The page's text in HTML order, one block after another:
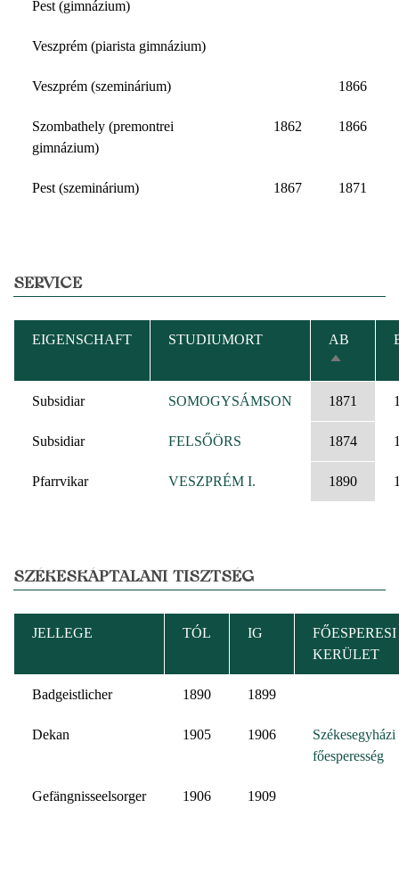
Pest (gimnázium)
Veszprém (piarista gimnázium)
Veszprém (szeminárium) 1866
Szombathely (premontrei
gimnázium)
1862 1866
Pest (szeminárium) 1867 1871
SERVICE
EIGENSCHAFT STUDIUMORT
AB
Subsidiar SOMOGYSÁMSON 1871
Subsidiar FELSŐÖRS 1874
Pfarrvikar VESZPRÉM I. 1890
SZÉKESKÁPTALANI TISZTSÉG
JELLEGE TÓL IG
FŐESPERESI
KERÜLET
Badgeistlicher 1890 1899
Dekan 1905 1906
Székesegyházi
főesperesség
Gefängnisseelsorger 1906 1909